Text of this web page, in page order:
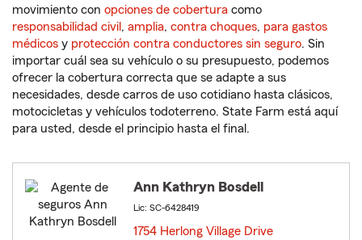
movimiento con opciones de cobertura como
responsabilidad civil , amplia, contra choques, para gastos
médicos y protección contra conductores sin seguro. Sin
importar cuál sea su vehículo o su presupuesto, podemos
ofrecer la cobertura correcta que se adapte a sus
necesidades, desde carros de uso cotidiano hasta clásicos,
motocicletas y vehículos todoterreno. State Farm está aquí
para usted, desde el principio hasta el final.
Ann Kathryn Bosdell
Lic: SC-6428419
1754 Herlong Village Drive